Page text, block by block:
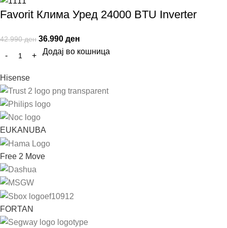
Favorit Клима Уред 24000 BTU Inverter
42.990ден 36.990 ден
Додај во кошница
Hisense
EUKANUBA
Free 2 Move
FORTAN